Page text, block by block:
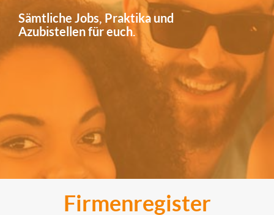
Sämtliche Jobs, Praktika und
Azubistellen für euch.
Firmenregister